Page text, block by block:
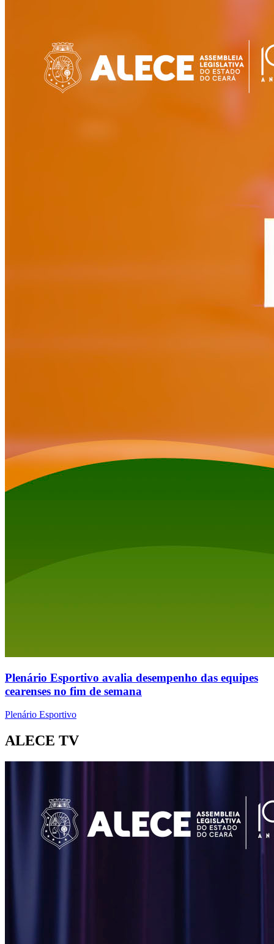
Plenário Esportivo avalia desempenho das equipes
cearenses no fim de semana
Plenário Esportivo
ALECE TV